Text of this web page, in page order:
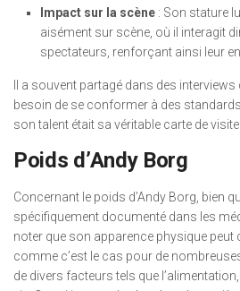
Impact sur la scène : Son stature
aisément sur scène, où il interagit
spectateurs, renforçant ainsi leur
Il a souvent partagé dans des interviews
besoin de se conformer à des
son talent était sa véritable carte de visite.
Poids d’Andy Borg
Concernant le poids d’Andy Borg, bien
spécifiquement documenté dans les
noter que son apparence physique peut
comme c’est le cas pour de
de divers facteurs tels que